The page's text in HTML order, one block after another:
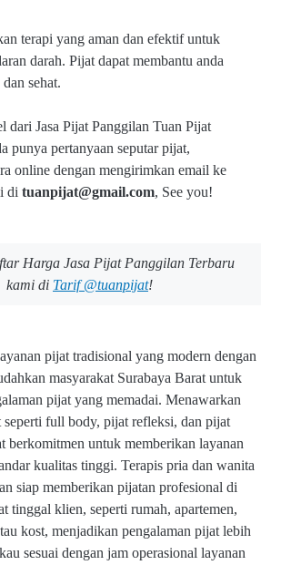
terapi yang aman dan efektif untuk
darah. Pijat dapat membantu anda
sehat.
dari Jasa Pijat Panggilan Tuan Pijat
punya pertanyaan seputar pijat,
online dengan mengirimkan email ke
di tuanpijat@gmail.com, See you!
Harga Jasa Pijat Panggilan Terbaru
kami di Tarif @tuanpijat!
pijat tradisional yang modern dengan
masyarakat Surabaya Barat untuk
pijat yang memadai. Menawarkan
seperti full body, pijat refleksi, dan pijat
berkomitmen untuk memberikan layanan
kualitas tinggi. Terapis pria dan wanita
siap memberikan pijatan profesional di
tinggal klien, seperti rumah, apartemen,
kost, menjadikan pengalaman pijat lebih
sesuai dengan jam operasional layanan